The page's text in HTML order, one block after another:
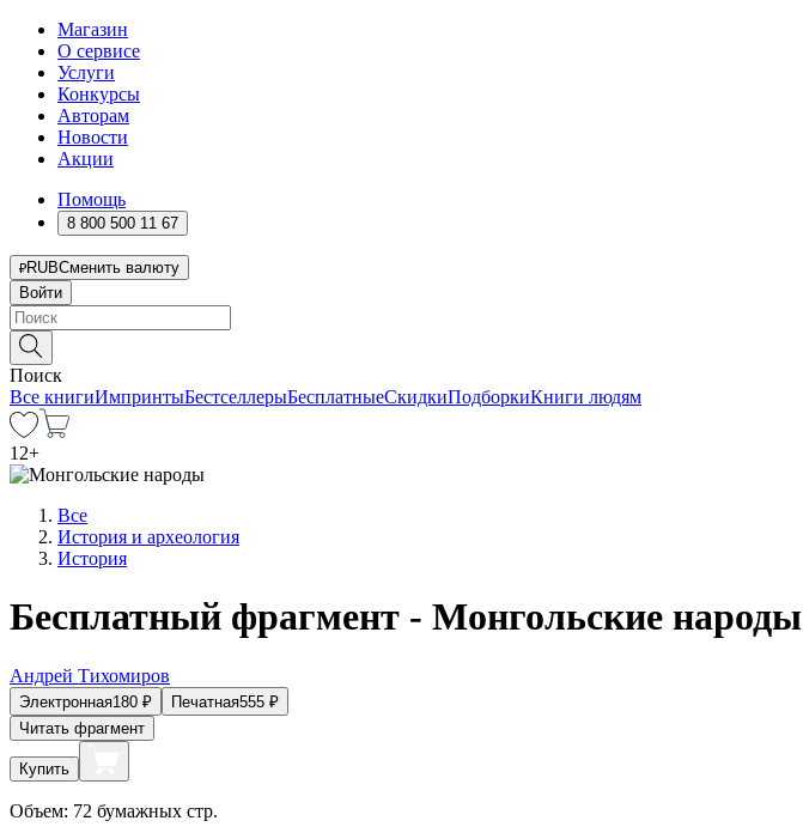
Магазин
О сервисе
Услуги
Конкурсы
Авторам
Новости
Акции
Помощь
8 800 500 11 67
RUBСменить валюту
Войти
Поиск
Все книгиИмпринтыБестселлерыБесплатныеСкидкиПодборкиКниги людям
12+
Все
История и археология
История
Бесплатный фрагмент - Монгольские народы
Андрей Тихомиров
Электронная180 ₽ Печатная555 ₽
Читать фрагмент
Купить
Объем: 72 бумажных стр.